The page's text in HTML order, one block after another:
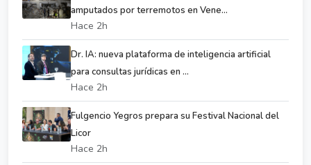
amputados por terremotos en Vene...
Hace 2h
Dr. IA: nueva plataforma de inteligencia artificial
para consultas jurídicas en ...
Hace 2h
Fulgencio Yegros prepara su Festival Nacional del
Licor
Hace 2h